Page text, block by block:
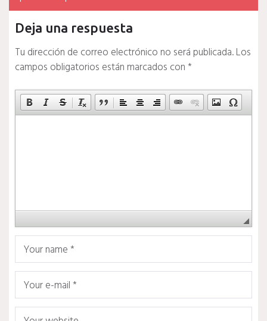
Deja una respuesta
Tu dirección de correo electrónico no será publicada.Los
campos obligatorios están marcados con*